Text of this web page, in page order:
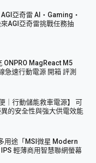
亞奇雷 AI・Gaming・
AGI亞奇雷挑戰任務抽
ONPRO MagReact M5
急速行動電源 開箱 評測
｜行動儲能救車電源】 可
的安全性與強大供電效能
用途「MSI微星 Modern
輕薄商用智慧聯網螢幕